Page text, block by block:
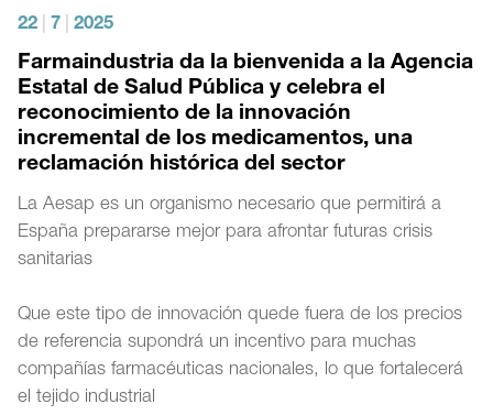
22 7 2025
Farmaindustria da la bienvenida a la Agencia
Estatal de Salud Pública y celebra el
reconocimiento de la innovación
incremental de los medicamentos, una
reclamación histórica del sector
La Aesap es un organismo necesario que permitirá a
España prepararse mejor para afrontar futuras crisis
sanitarias
Que este tipo de innovación quede fuera de los precios
de referencia supondrá un incentivo para muchas
compañías farmacéuticas nacionales, lo que fortalecerá
el tejido industrial